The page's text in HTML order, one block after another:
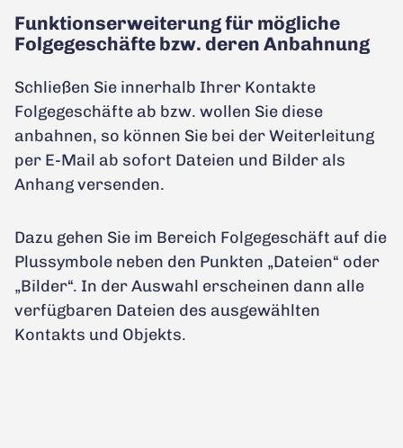
Funktionserweiterung für mögliche
Folgegeschäfte bzw. deren Anbahnung
Schließen Sie innerhalb Ihrer Kontakte
Folgegeschäfte ab bzw. wollen Sie diese
anbahnen, so können Sie bei der Weiterleitung
per E-Mail ab sofort Dateien und Bilder als
Anhang versenden.
Dazu gehen Sie im Bereich Folgegeschäft auf die
Plussymbole neben den Punkten „Dateien“ oder
„Bilder“. In der Auswahl erscheinen dann alle
verfügbaren Dateien des ausgewählten
Kontakts und Objekts.